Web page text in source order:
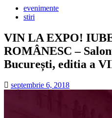
evenimente
stiri
VIN LA EXPO!
ROMÂNESC –
București, editia a
septembrie 6, 2018